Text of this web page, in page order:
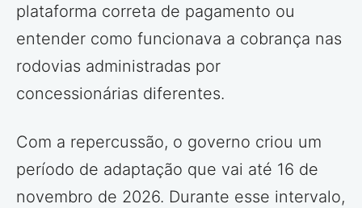
plataforma correta de pagamento ou
entender como funcionava a cobrança nas
rodovias administradas por
concessionárias diferentes.
Com a repercussão, o governo criou um
período de adaptação que vai até 16 de
novembro de 2026. Durante esse intervalo,